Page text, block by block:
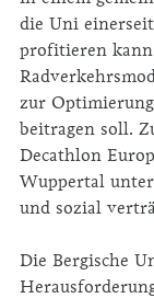
die Uni
profitieren
zur
beitragen soll.
Decathlon
Wuppertal
und sozial
Die Bergische